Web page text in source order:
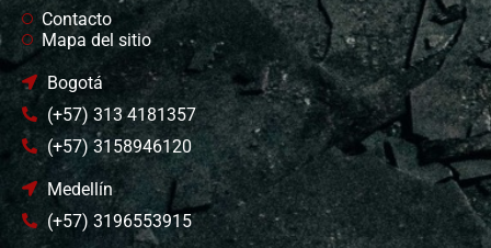
Contacto
Mapa del sitio
Bogotá
(+57) 313 4181357
(+57) 3158946120
Medellín
(+57) 3196553915